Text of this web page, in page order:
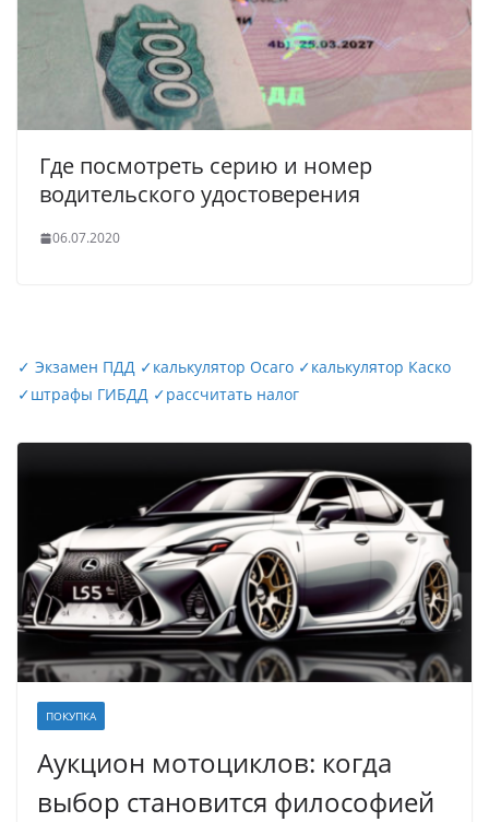
Где посмотреть серию и номер
водительского удостоверения
06.07.2020
✓ Экзамен ПДД ✓калькулятор Осаго ✓калькулятор Каско
✓штрафы ГИБДД ✓рассчитать налог
ПОКУПКА
Аукцион мотоциклов: когда
выбор становится философией